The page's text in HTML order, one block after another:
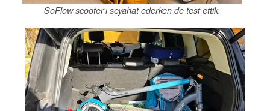
SoFlow scooter'ı seyahat ederken de test ettik.